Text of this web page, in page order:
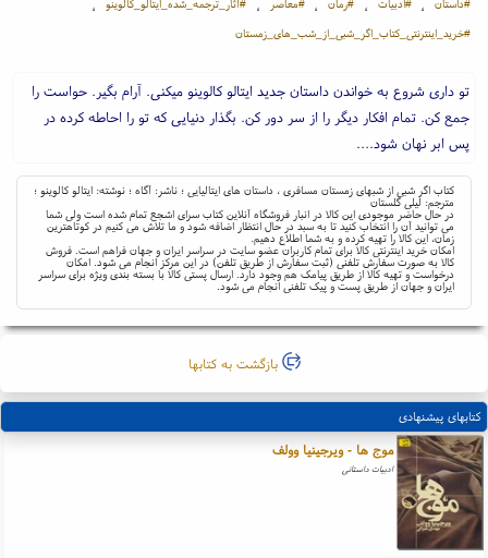
#داستان ، #ادبیات ، #رمان ، #معاصر ، #آثار_ترجمه_شده_ایتالو_کالوینو ،
#خرید_اینترنتی_کتاب_اگر_شبی_از_شب_های_زمستان
تو داری شروع به خواندن داستان جدید ایتالو کالوینو میکنی. آرام بگیر. حواست را
جمع کن. تمام افکار دیگر را از سر دور کن. بگذار دنیایی که تو را احاطه کرده در
پس ابر نهان شود....
کتاب اگر شبی از شبهای زمستان مسافری ، داستان های ایتالیایی ؛ ناشر: آگاه ؛ نوشته: ایتالو کالوینو ؛
مترجم: لیلی گلستان
در حال حاضر موجودی این کالا در انبار فروشگاه آنلاین کتاب سرای اشجع تمام شده است ولی شما
می توانید آن را انتخاب کنید تا به سبد در حال انتظار اضافه شود و ما تلاش می کنیم در کوتاهترین
زمان، این کالا را تهیه کرده و به شما اطلاع دهیم.
امکان خرید اینترنتی کالا برای تمام کاربران عضو سایت در سراسر ایران و جهان فراهم است. فروش
کالا به صورت سفارش تلفنی (ثبت سفارش از طریق تلفن) در این مرکز انجام می شود. امکان
درخواست و تهیه کالا از طریق پیامک هم وجود دارد. ارسال پستی کالا با بسته بندی ویژه برای سراسر
ایران و جهان از طریق پست و پیک تلفنی انجام می شود.
بازگشت به کتابها
کتابهای پیشنهادی
موج ها - ویرجینیا وولف
ادبیات داستانی